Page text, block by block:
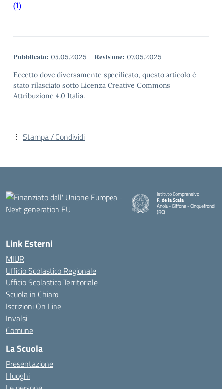
(1)
Pubblicato: 05.05.2025 - Revisione: 07.05.2025
Eccetto dove diversamente specificato, questo articolo è
stato rilasciato sotto Licenza Creative Commons
Attribuzione 4.0 Italia.
Stampa / Condividi
Istituto Comprensivo
F. della Scala
Anoia - Giffone - Cinquefrondi
(RC)
Link Esterni
MIUR
Ufficio Scolastico Regionale
Ufficio Scolastico Territoriale
Scuola in Chiaro
Iscrizioni On Line
Invalsi
Comune
La Scuola
Presentazione
I luoghi